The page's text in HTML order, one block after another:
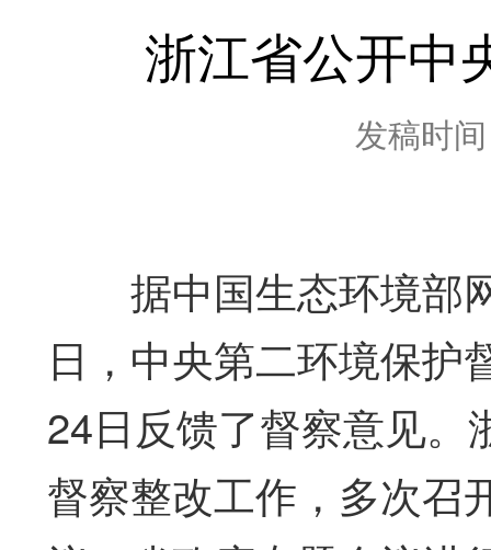
浙江省公开中
发稿时
据中国生态环境部
日，中央第二环境保护
24日反馈了督察意见。
督察整改工作，多次召